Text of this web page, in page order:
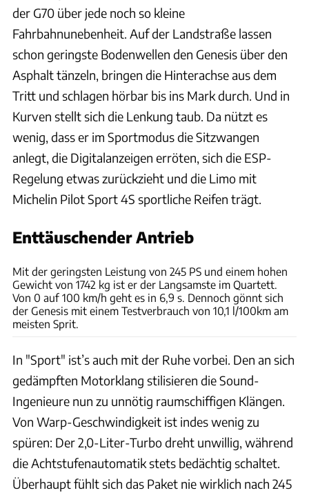
der G70 über jede noch so kleine
Fahrbahnunebenheit. Auf der Landstraße lassen
schon geringste Bodenwellen den Genesis über den
Asphalt tänzeln, bringen die Hinterachse aus dem
Tritt und schlagen hörbar bis ins Mark durch. Und in
Kurven stellt sich die Lenkung taub. Da nützt es
wenig, dass er im Sportmodus die Sitzwangen
anlegt, die Digitalanzeigen erröten, sich die ESP-
Regelung etwas zurückzieht und die Limo mit
Michelin Pilot Sport 4S sportliche Reifen trägt.
Enttäuschender Antrieb
Mit der geringsten Leistung von 245 PS und einem hohen
Gewicht von 1742 kg ist er der Langsamste im Quartett.
Von 0 auf 100 km/h geht es in 6,9 s. Dennoch gönnt sich
der Genesis mit einem Testverbrauch von 10,1 l/100km am
meisten Sprit.
In "Sport" ist’s auch mit der Ruhe vorbei. Den an sich
gedämpften Motorklang stilisieren die Sound-
Ingenieure nun zu unnötig raumschiffigen Klängen.
Von Warp-Geschwindigkeit ist indes wenig zu
spüren: Der 2,0-Liter-Turbo dreht unwillig, während
die Achtstufenautomatik stets bedächtig schaltet.
Überhaupt fühlt sich das Paket nie wirklich nach 245